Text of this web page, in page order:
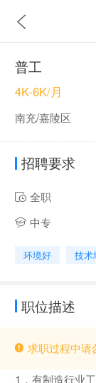
普工
4K-6K/月
南充/嘉陵区
招聘要求
全职
中专
环境好 技术
职位描述
求职过程中请
1，有制造行业